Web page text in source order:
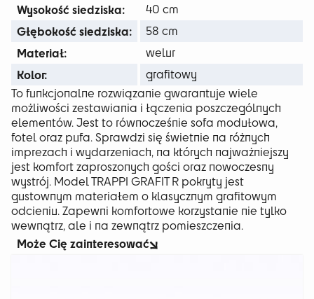
Wysokość siedziska: 40 cm
Głębokość siedziska: 58 cm
Materiał: welur
Kolor:
grafitowy
To funkcjonalne rozwiązanie gwarantuje wiele
możliwości zestawiania i łączenia poszczególnych
elementów. Jest to równocześnie sofa modułowa,
fotel oraz pufa. Sprawdzi się świetnie na różnych
imprezach i wydarzeniach, na których najważniejszy
jest komfort zaproszonych gości oraz nowoczesny
wystrój. Model TRAPPI GRAFIT R pokryty jest
gustownym materiałem o klasycznym grafitowym
odcieniu. Zapewni komfortowe korzystanie nie tylko
wewnątrz, ale i na zewnątrz pomieszczenia.
Może Cię zainteresować